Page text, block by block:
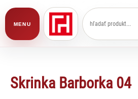
MENU
Skrinka Barborka 04